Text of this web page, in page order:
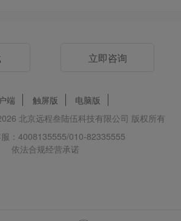
立即咨询
端 触屏版
电脑版
北京远程叁陆伍科技有限公司 版权所有
：4008135555/010-82335555
依法合规经营承诺